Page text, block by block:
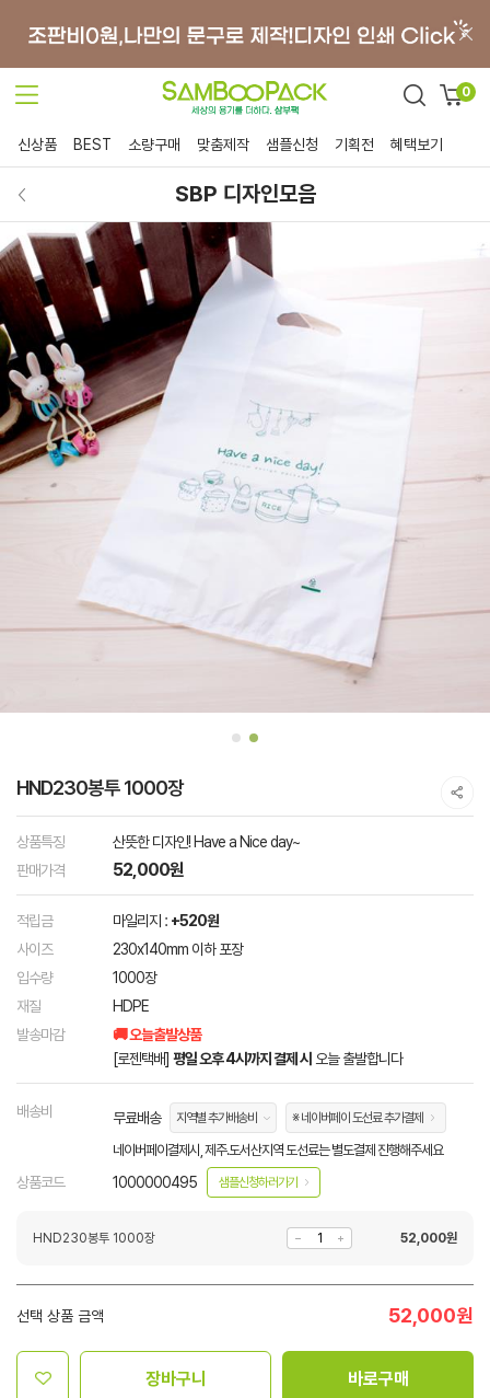
0
신상품 BEST 소량구매 맞춤제작 샘플신청 기획전 혜택보기
SBP 디자인모음
HND230봉투 1000장
상품특징
산뜻한 디자인! Have a Nice day~
판매가격
52,000원
적립금 마일리지 : +520원
사이즈
230x140mm 이하 포장
입수량
1000장
재질
HDPE
발송마감
🚚 오늘출발상품
[로젠택배] 평일 오후 4시까지 결제 시 오늘 출발합니다
배송비 무료배송 지역별 추가배송비 ※ 네이버페이 도선료 추가결제
네이버페이결제시, 제주.도서산지역 도선료는 별도결제 진행해주세요
상품코드 1000000495 샘플신청하러가기
HND230봉투 1000장 52,000원
선택 상품 금액 52,000원
장바구니 바로구매